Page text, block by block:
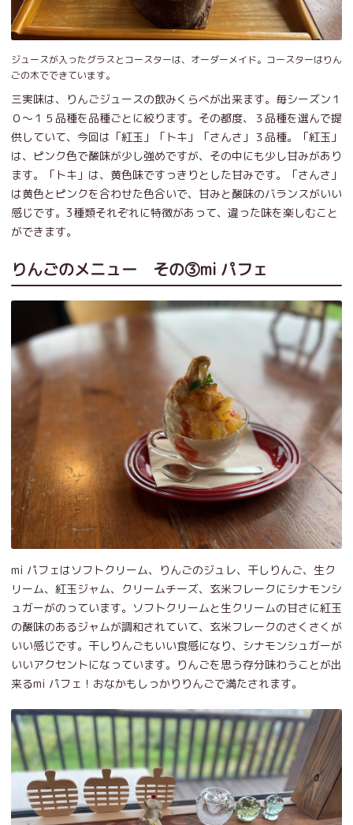
ジュースが入ったグラスとコースターは、オーダーメイド。コースターはりん
ごの木でできています。
三実味は、りんごジュースの飲みくらべが出来ます。毎シーズン１
０～１５品種を品種ごとに絞ります。その都度、３品種を選んで提
供していて、今回は「紅玉」「トキ」「さんさ」３品種。「紅玉」
は、ピンク色で酸味が少し強めですが、その中にも少し甘みがあり
ます。「トキ」は、黄色味ですっきりとした甘みです。「さんさ」
は黄色とピンクを合わせた色合いで、甘みと酸味のバランスがいい
感じです。3種類それぞれに特徴があって、違った味を楽しむこと
ができます。
りんごのメニュー その③mi パフェ
mi パフェはソフトクリーム、りんごのジュレ、干しりんご、生ク
リーム、紅玉ジャム、クリームチーズ、玄米フレークにシナモンシ
ュガーがのっています。ソフトクリームと生クリームの甘さに紅玉
の酸味のあるジャムが調和されていて、玄米フレークのさくさくが
いい感じです。干しりんごもいい食感になり、シナモンシュガーが
いいアクセントになっています。りんごを思う存分味わうことが出
来るmi パフェ！おなかもしっかりりんごで満たされます。